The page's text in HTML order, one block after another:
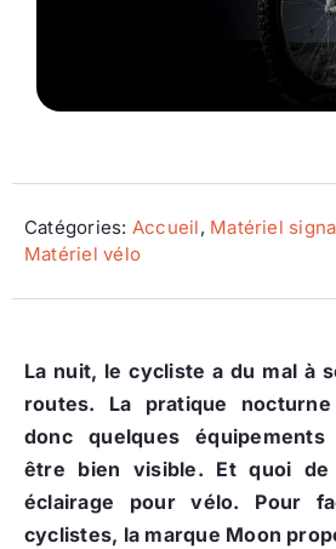
Catégories: Accueil, Matériel
Matériel vélo
La nuit, le cycliste a du mal à
routes. La pratique
donc quelques
être bien visible. Et quoi de
éclairage pour vélo. Pour
cyclistes, la marque Moon